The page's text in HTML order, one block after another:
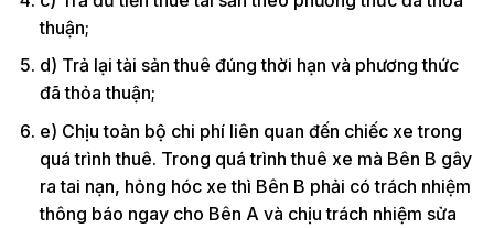
thuận;
d) Trả lại tài sản thuê đúng thời hạn và phương thức
đã thỏa thuận;
e) Chịu toàn bộ chi phí liên quan đến chiếc xe trong
quá trình thuê. Trong quá trình thuê xe mà Bên B gây
ra tai nạn, hỏng hóc xe thì Bên B phải có trách nhiệm
thông báo ngay cho Bên A và chịu trách nhiệm sửa